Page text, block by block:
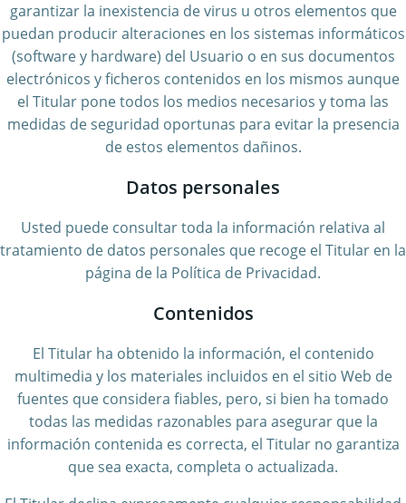
garantizar la inexistencia de virus u otros elementos que
puedan producir alteraciones en los sistemas informáticos
(software y hardware) del Usuario o en sus documentos
electrónicos y ficheros contenidos en los mismos aunque
el Titular pone todos los medios necesarios y toma las
medidas de seguridad oportunas para evitar la presencia
de estos elementos dañinos.
Datos personales
Usted puede consultar toda la información relativa al
tratamiento de datos personales que recoge el Titular en la
página de la Política de Privacidad.
Contenidos
El Titular ha obtenido la información, el contenido
multimedia y los materiales incluidos en el sitio Web de
fuentes que considera fiables, pero, si bien ha tomado
todas las medidas razonables para asegurar que la
información contenida es correcta, el Titular no garantiza
que sea exacta, completa o actualizada.